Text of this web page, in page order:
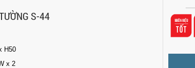
S-44
H50
x 2